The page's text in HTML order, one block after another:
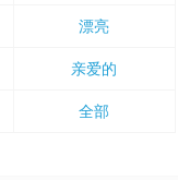
漂亮
亲爱的
全部